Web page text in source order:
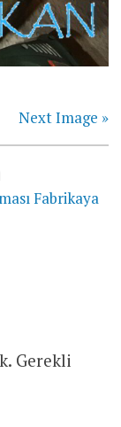
Next Image »
Fabrikaya
Gerekli